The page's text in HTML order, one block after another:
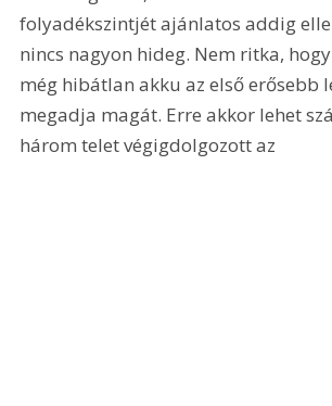
folyadékszintjét ajánlatos addig
nincs nagyon hideg. Nem ritka,
még hibátlan akku az első erősebb
megadja magát. Erre akkor lehet
három telet végigdolgozott az